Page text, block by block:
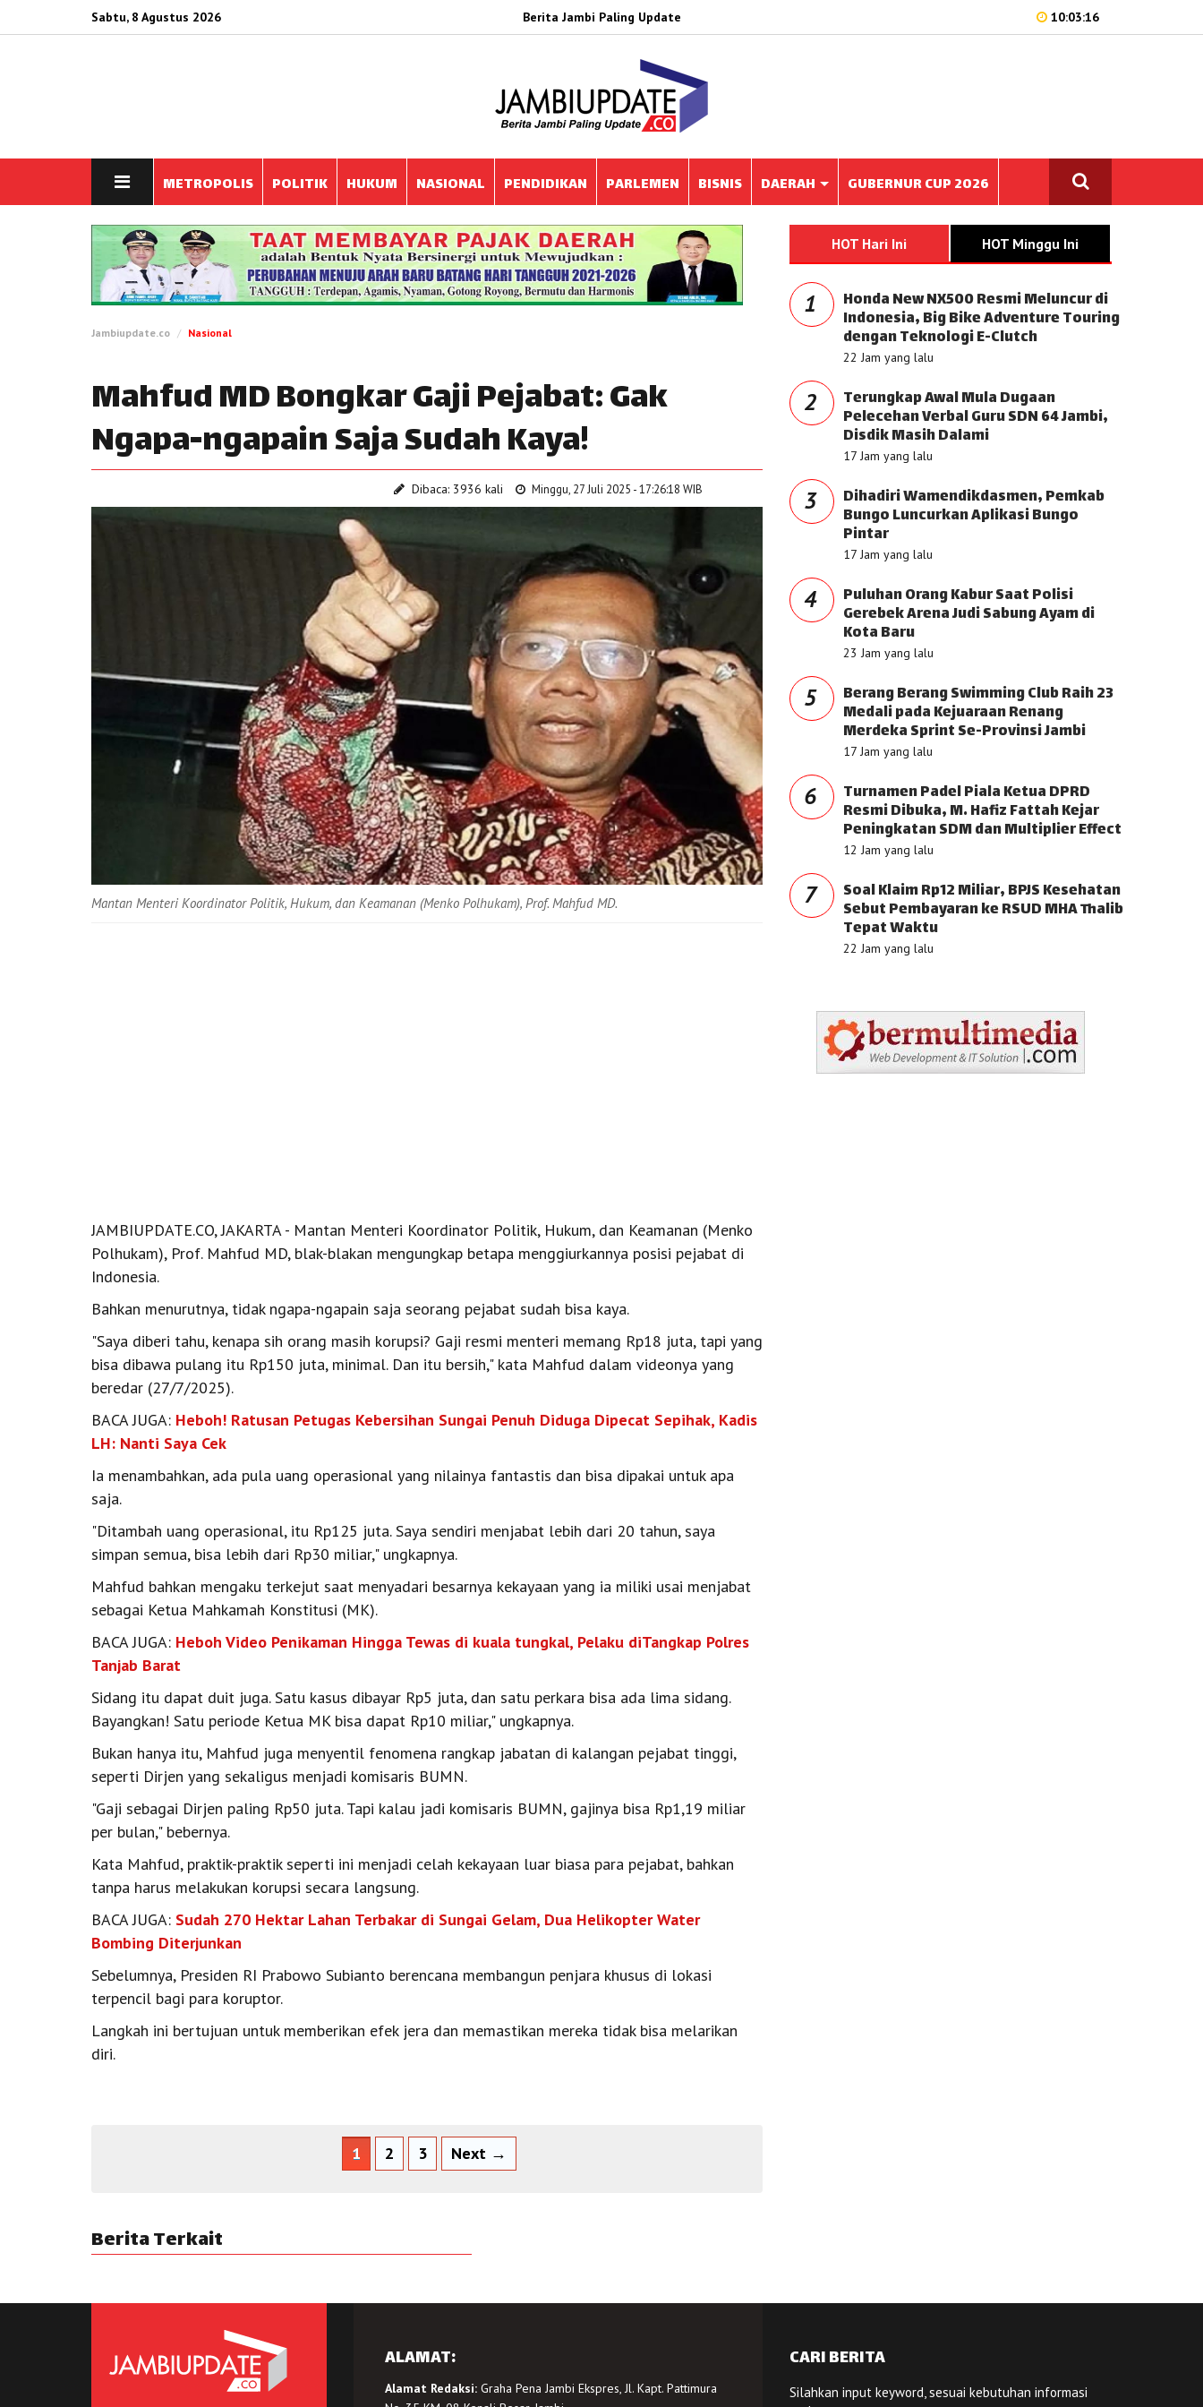
Sabtu, 8 Agustus 2026 Berita Jambi Paling Update 10:03:16
METROPOLIS POLITIK HUKUM NASIONAL PENDIDIKAN PARLEMEN BISNIS DAERAH GUBERNUR CUP 2026
Jambiupdate.co Nasional
Mahfud MD Bongkar Gaji Pejabat: Gak
Ngapa-ngapain Saja Sudah Kaya!
Dibaca: 3936 kali Minggu, 27 Juli 2025 - 17:26:18 WIB
Mantan Menteri Koordinator Politik, Hukum, dan Keamanan (Menko Polhukam), Prof. Mahfud MD.
JAMBIUPDATE.CO, JAKARTA - Mantan Menteri Koordinator Politik, Hukum, dan Keamanan (Menko
Polhukam), Prof. Mahfud MD, blak-blakan mengungkap betapa menggiurkannya posisi pejabat di
Indonesia.
Bahkan menurutnya, tidak ngapa-ngapain saja seorang pejabat sudah bisa kaya.
"Saya diberi tahu, kenapa sih orang masih korupsi? Gaji resmi menteri memang Rp18 juta, tapi yang
bisa dibawa pulang itu Rp150 juta, minimal. Dan itu bersih," kata Mahfud dalam videonya yang
beredar (27/7/2025).
BACA JUGA: Heboh! Ratusan Petugas Kebersihan Sungai Penuh Diduga Dipecat Sepihak, Kadis
LH: Nanti Saya Cek
Ia menambahkan, ada pula uang operasional yang nilainya fantastis dan bisa dipakai untuk apa
saja.
"Ditambah uang operasional, itu Rp125 juta. Saya sendiri menjabat lebih dari 20 tahun, saya
simpan semua, bisa lebih dari Rp30 miliar," ungkapnya.
Mahfud bahkan mengaku terkejut saat menyadari besarnya kekayaan yang ia miliki usai menjabat
sebagai Ketua Mahkamah Konstitusi (MK).
BACA JUGA: Heboh Video Penikaman Hingga Tewas di kuala tungkal, Pelaku diTangkap Polres
Tanjab Barat
Sidang itu dapat duit juga. Satu kasus dibayar Rp5 juta, dan satu perkara bisa ada lima sidang.
Bayangkan! Satu periode Ketua MK bisa dapat Rp10 miliar," ungkapnya.
Bukan hanya itu, Mahfud juga menyentil fenomena rangkap jabatan di kalangan pejabat tinggi,
seperti Dirjen yang sekaligus menjadi komisaris BUMN.
"Gaji sebagai Dirjen paling Rp50 juta. Tapi kalau jadi komisaris BUMN, gajinya bisa Rp1,19 miliar
per bulan," bebernya.
Kata Mahfud, praktik-praktik seperti ini menjadi celah kekayaan luar biasa para pejabat, bahkan
tanpa harus melakukan korupsi secara langsung.
BACA JUGA: Sudah 270 Hektar Lahan Terbakar di Sungai Gelam, Dua Helikopter Water
Bombing Diterjunkan
Sebelumnya, Presiden RI Prabowo Subianto berencana membangun penjara khusus di lokasi
terpencil bagi para koruptor.
Langkah ini bertujuan untuk memberikan efek jera dan memastikan mereka tidak bisa melarikan
diri.
1 2 3 Next →
Berita Terkait
HOT Hari Ini HOT Minggu Ini
1 Honda New NX500 Resmi Meluncur di
Indonesia, Big Bike Adventure Touring
dengan Teknologi E-Clutch
22 Jam yang lalu
2 Terungkap Awal Mula Dugaan
Pelecehan Verbal Guru SDN 64 Jambi,
Disdik Masih Dalami
17 Jam yang lalu
3 Dihadiri Wamendikdasmen, Pemkab
Bungo Luncurkan Aplikasi Bungo
Pintar
17 Jam yang lalu
4 Puluhan Orang Kabur Saat Polisi
Gerebek Arena Judi Sabung Ayam di
Kota Baru
23 Jam yang lalu
5 Berang Berang Swimming Club Raih 23
Medali pada Kejuaraan Renang
Merdeka Sprint Se-Provinsi Jambi
17 Jam yang lalu
6 Turnamen Padel Piala Ketua DPRD
Resmi Dibuka, M. Hafiz Fattah Kejar
Peningkatan SDM dan Multiplier Effect
12 Jam yang lalu
7 Soal Klaim Rp12 Miliar, BPJS Kesehatan
Sebut Pembayaran ke RSUD MHA Thalib
Tepat Waktu
22 Jam yang lalu
ALAMAT:
Alamat Redaksi:Graha Pena Jambi Ekspres, Jl. Kapt. Pattimura
CARI BERITA
Silahkan input keyword, sesuai kebutuhan informasi